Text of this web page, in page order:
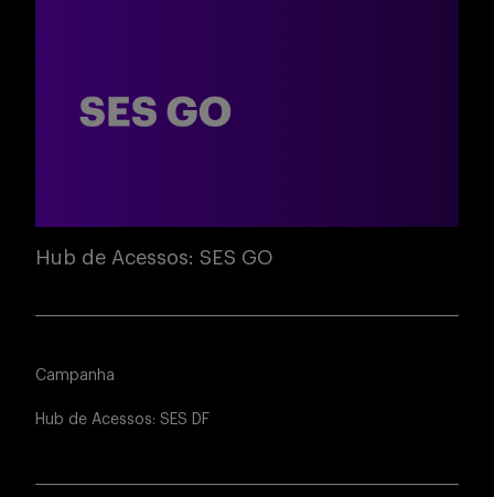
Hub de Acessos: SES GO
Campanha
Hub de Acessos: SES DF